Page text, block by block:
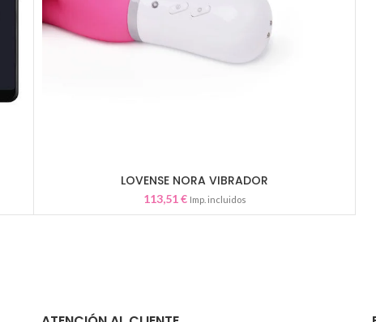
AÑADIR AL CARRITO
LOVENSE NORA VIBRADOR
113,51€ Imp. incluidos